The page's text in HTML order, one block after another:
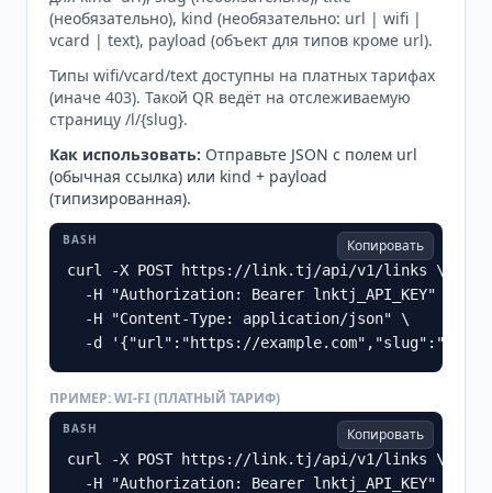
(необязательно), kind (необязательно: url | wifi |
vcard | text), payload (объект для типов кроме url).
Типы wifi/vcard/text доступны на платных тарифах
(иначе 403). Такой QR ведёт на отслеживаемую
страницу /l/{slug}.
Как использовать: Отправьте JSON с полем url
(обычная ссылка) или kind + payload
(типизированная).
BASH Копировать
curl -X POST https://link.tj/api/v1/links \
  -H "Authorization: Bearer lnktj_API_KEY" \
  -H "Content-Type: application/json" \
-d '{"url":"https://
ПРИМЕР: WI-FI (ПЛАТНЫЙ ТАРИФ)
BASH Копировать
curl -X POST https://link.tj/api/v1/links \
  -H "Authorization: Bearer lnktj_API_KEY" \